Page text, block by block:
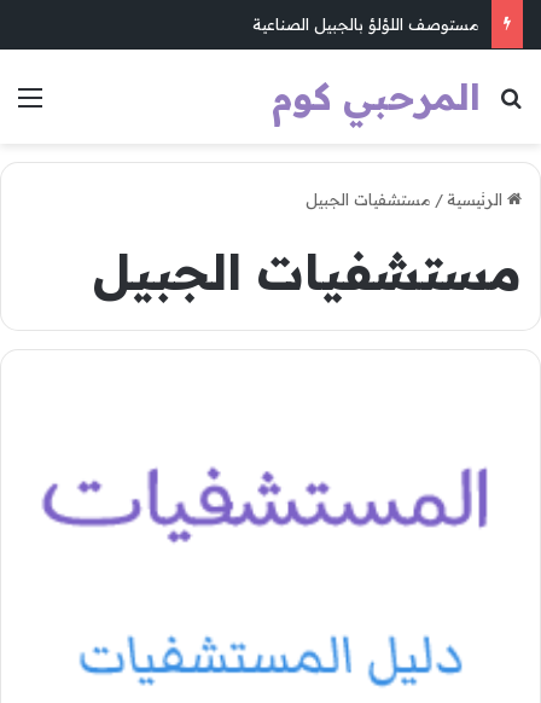
مستوصف اللؤلؤ بالجبيل الصناعية
المرحبي كوم
بحث عن
الرئيسية/ مستشفيات الجبيل
مستشفيات الجبيل